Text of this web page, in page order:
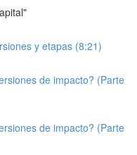
y etapas (8:21)
de impacto? (Parte
de impacto? (Parte